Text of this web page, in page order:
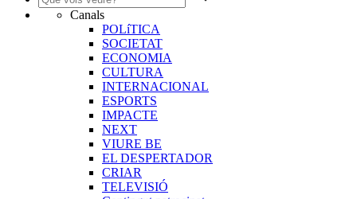
Canals
POLíTICA
SOCIETAT
ECONOMIA
CULTURA
INTERNACIONAL
ESPORTS
IMPACTE
NEXT
VIURE BE
EL DESPERTADOR
CRIAR
TELEVISIÓ